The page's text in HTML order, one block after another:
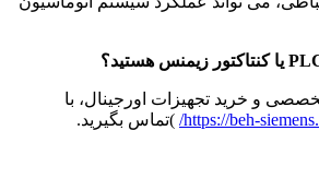
و خرید تجهیزات اورجینال، با
https://beh- )تماس بگیرید.